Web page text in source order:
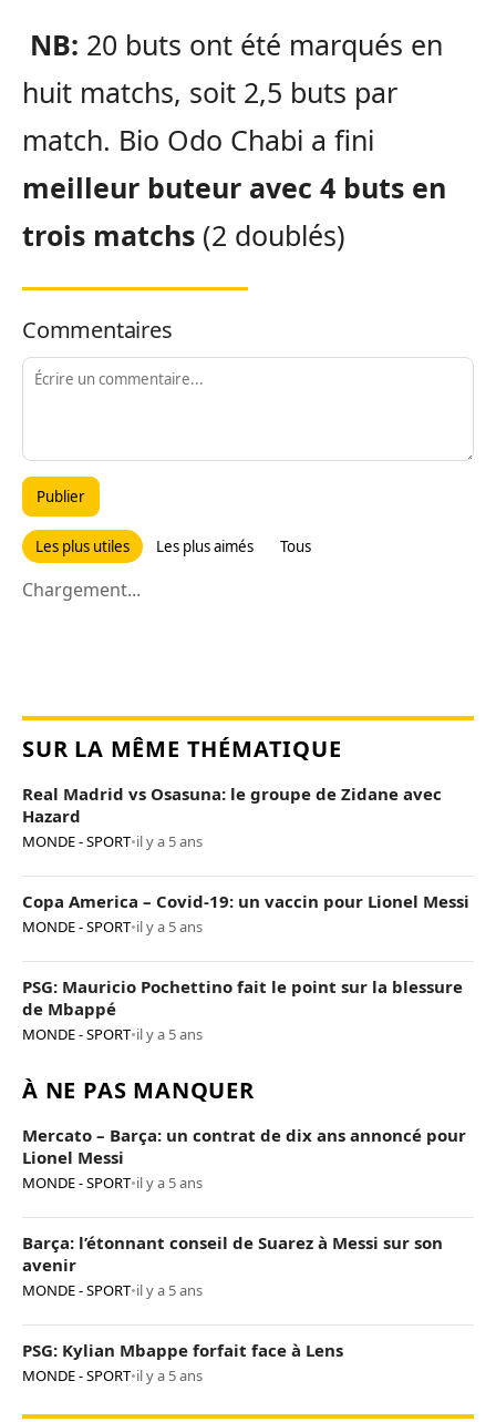
NB: 20 buts ont été marqués en
huit matchs, soit 2,5 buts par
match. Bio Odo Chabi a fini
meilleur buteur avec 4 buts en
trois matchs (2 doublés)
Commentaires
Publier
Les plus utiles Les plus aimés Tous
Chargement...
SUR LA MÊME THÉMATIQUE
Real Madrid vs Osasuna: le groupe de Zidane avec
Hazard
MONDE - SPORT•il y a 5 ans
Copa America – Covid-19: un vaccin pour Lionel Messi
MONDE - SPORT•il y a 5 ans
PSG: Mauricio Pochettino fait le point sur la blessure
de Mbappé
MONDE - SPORT•il y a 5 ans
À NE PAS MANQUER
Mercato – Barça: un contrat de dix ans annoncé pour
Lionel Messi
MONDE - SPORT•il y a 5 ans
Barça: l’étonnant conseil de Suarez à Messi sur son
avenir
MONDE - SPORT•il y a 5 ans
PSG: Kylian Mbappe forfait face à Lens
MONDE - SPORT•il y a 5 ans